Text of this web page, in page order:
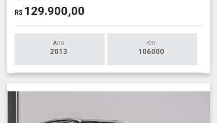
R$ 129.900,00
Ano
2013
Km
106000